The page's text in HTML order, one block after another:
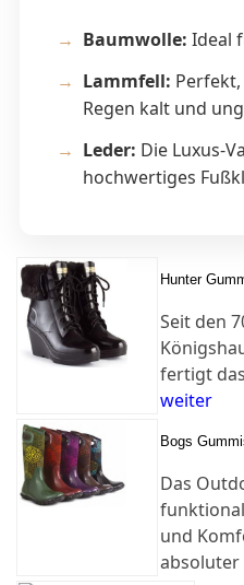
Baumwolle: Ideal
Lammfell:
Regen kalt und
Leder: Die Luxus-
hochwertiges
Hunter
Seit den
fertigt
weiter
Bogs
Das
und
absoluter